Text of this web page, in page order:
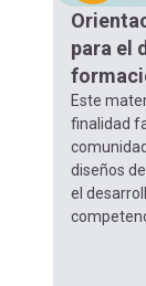
para el
Este
finalidad
diseños
el